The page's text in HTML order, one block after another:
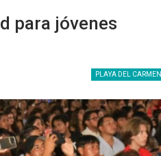
para jóvenes
PLAYA DEL CARMEN